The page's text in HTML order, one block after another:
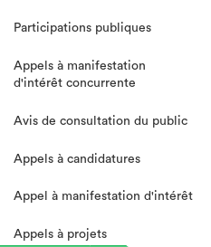
Participations publiques
Appels à manifestation
d'intérêt concurrente
Avis de consultation du public
Appels à candidatures
Appel à manifestation d'intérêt
Appels à projets